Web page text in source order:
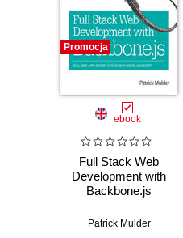
Promocja
ebook
Full Stack Web
Development with
Backbone.js
Patrick Mulder